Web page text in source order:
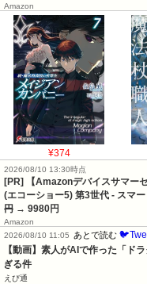
Amazon
¥374
2026/08/10 13:30時点
[PR] 【Amazonデバイスサマー
(エコーショー5) 第3世代 - スマ
円 → 9980円
Amazon
2026/08/10 11:05
あとで読む
【動画】素人がAIで作った「ド
ぎる件
えび通